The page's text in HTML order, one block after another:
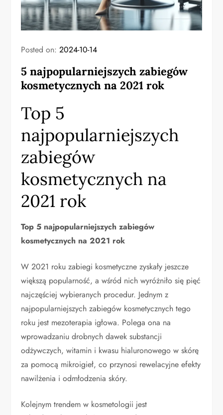
Posted on:2024-10-14
5 najpopularniejszych zabiegów
kosmetycznych na 2021 rok
Top 5
najpopularniejszych
zabiegów
kosmetycznych na
2021 rok
Top 5 najpopularniejszych zabiegów
kosmetycznych na 2021 rok
W 2021 roku zabiegi kosmetyczne zyskały jeszcze
większą popularność, a wśród nich wyróżniło się pięć
najczęściej wybieranych procedur. Jednym z
najpopularniejszych zabiegów kosmetycznych tego
roku jest mezoterapia igłowa. Polega ona na
wprowadzaniu drobnych dawek substancji
odżywczych, witamin i kwasu hialuronowego w skórę
za pomocą mikroigieł, co przynosi rewelacyjne efekty
nawilżenia i odmłodzenia skóry.
Kolejnym trendem w kosmetologii jest